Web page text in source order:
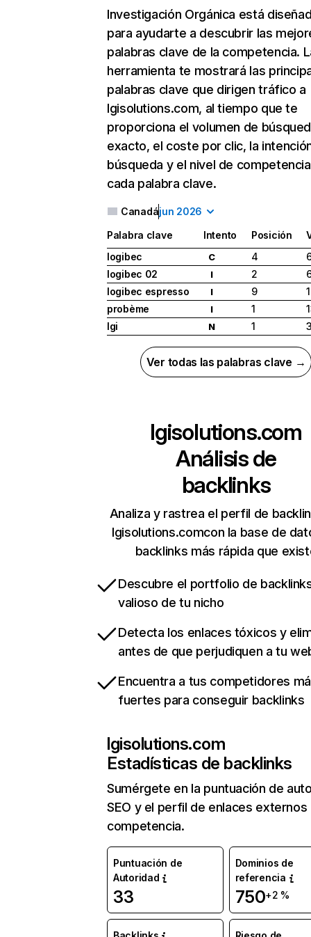
Investigación Orgánica está
para ayudarte a descubrir las
palabras clave de la competencia.
herramienta te mostrará las
palabras clave que dirigen tráfico a
lgisolutions.com, al tiempo que te
proporciona el volumen de
exacto, el coste por clic, la
búsqueda y el nivel de
cada palabra clave.
Canadájun 2026
Palabra clave Intento Posición
logibec
C 4
logibec 02
I 2
logibec espresso
I 9
probème
I 1
lgi
N 1
Ver todas las palabras clave →
lgisolutions.com
Análisis de
backlinks
Analiza y rastrea el perfil de
lgisolutions.comcon la base de
backlinks más rápida que
Descubre el portfolio de
valioso de tu nicho
Detecta los enlaces tóxicos y
antes de que perjudiquen a tu
Encuentra a tus competidores
fuertes para conseguir backlinks
lgisolutions.com
Estadísticas de backlinks
Sumérgete en la puntuación de
SEO y el perfil de enlaces externos
competencia.
Puntuación de
Autoridad
33
Dominios de
referencia
750+2 %